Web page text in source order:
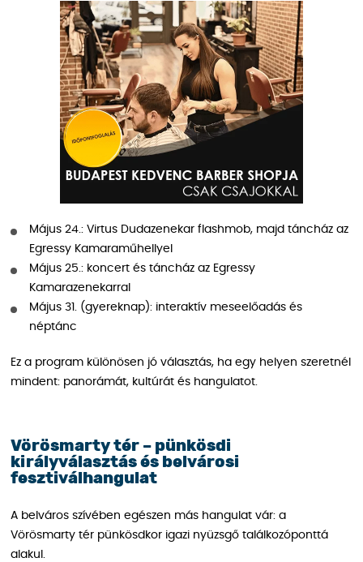
Május 24.: Virtus Dudazenekar flashmob, majd táncház az
Egressy Kamaraműhellyel
Május 25.: koncert és táncház az Egressy
Kamarazenekarral
Május 31. (gyereknap): interaktív meseelőadás és
néptánc
Ez a program különösen jó választás, ha egy helyen szeretnél
mindent: panorámát, kultúrát és hangulatot.
Vörösmarty tér – pünkösdi
királyválasztás és belvárosi
fesztiválhangulat
A belváros szívében egészen más hangulat vár: a
Vörösmarty tér pünkösdkor igazi nyüzsgő találkozóponttá
alakul.